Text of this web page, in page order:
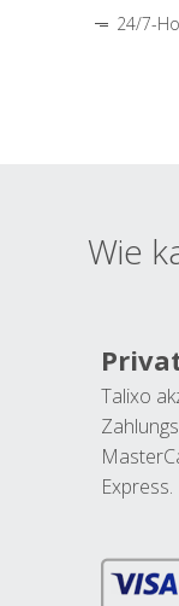
24/7-
Wie
Talixo
Express.